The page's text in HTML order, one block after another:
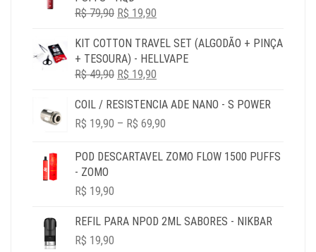
R$ 79,90.
R$79,90 O
ORIGINAL
ERA:
R$ 79,90.
R$ 19,90
ATUAL
É:
KIT COTTON TRAVEL SET (ALGODÃO + PINÇA
+ TESOURA) - HELLVAPE
R$49,90 O
ORIGINAL
ERA:
R$ 19,90
ATUAL
É:
COIL / RESISTENCIA ADE NANO - S POWER
R$ 19,90 – R$ 69,90
R$ 19,90
POD DESCARTAVEL ZOMO FLOW 1500 PUFFS
- ZOMO
R$ 19,90
REFIL PARA NPOD 2ML SABORES - NIKBAR
R$ 19,90